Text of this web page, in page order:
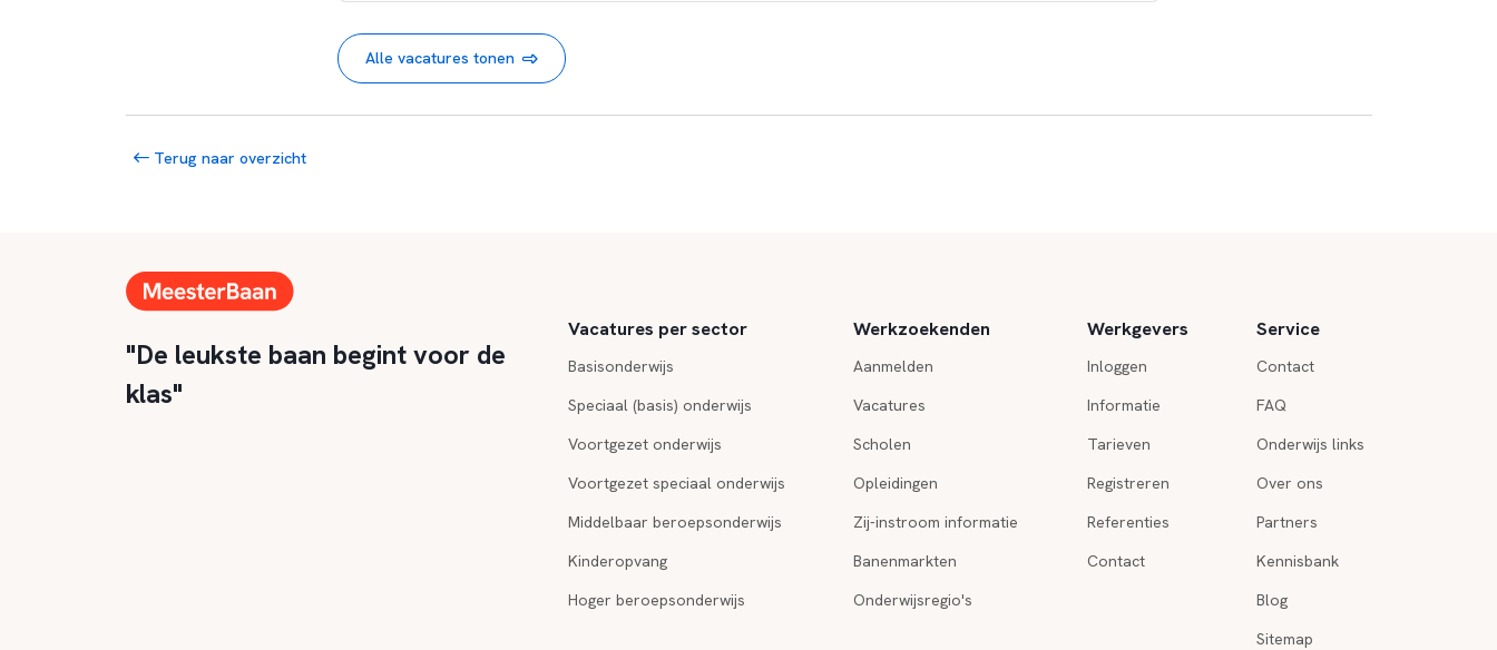
Alle vacatures tonen
Terug naar overzicht
"De leukste baan begint voor de
klas"
Vacatures per sector
Basisonderwijs
Speciaal (basis) onderwijs
Voortgezet onderwijs
Voortgezet speciaal onderwijs
Middelbaar beroepsonderwijs
Kinderopvang
Hoger beroepsonderwijs
Werkzoekenden
Aanmelden
Vacatures
Scholen
Opleidingen
Zij-instroom informatie
Banenmarkten
Onderwijsregio's
Werkgevers
Inloggen
Informatie
Tarieven
Registreren
Referenties
Contact
Service
Contact
FAQ
Onderwijs links
Over ons
Partners
Kennisbank
Blog
Sitemap